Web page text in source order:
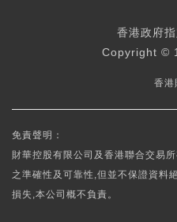
香港政府
Copyright ©
香港
免責聲明：
財華控股有限公司及香港聯合交易
之準確性及可靠性,但並不保證資料
損失,本公司概不負責。